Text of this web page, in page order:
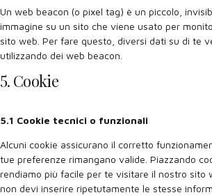
Un web beacon (o pixel tag) è un piccolo,
immagine su un sito che viene usato per
sito web. Per fare questo, diversi dati su di te
utilizzando dei web beacon.
5. Cookie
5.1 Cookie tecnici o funzionali
Alcuni cookie assicurano il corretto
tue preferenze rimangano valide. Piazzando
rendiamo più facile per te visitare il nostro sito
non devi inserire ripetutamente le stesse